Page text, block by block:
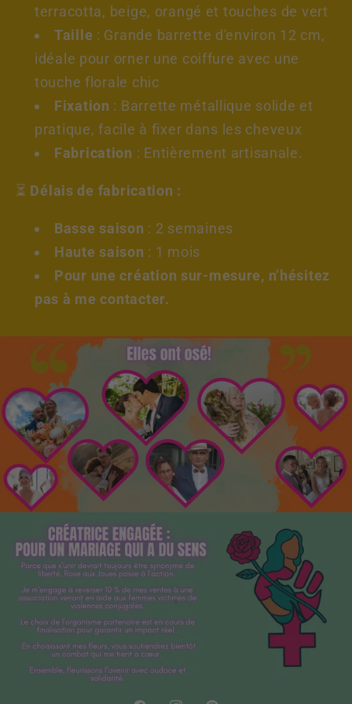
terracotta, beige, orangé et touches de vert
Taille : Grande barrette d'environ 12 cm,
idéale pour orner une coiffure avec une
touche florale chic
Fixation : Barrette métallique solide et
pratique, facile à fixer dans les cheveux
Fabrication : Entièrement artisanale.
⏳ Délais de fabrication :
Basse saison : 2 semaines
Haute saison : 1 mois
Pour une création sur-mesure, n’hésitez
pas à me contacter.